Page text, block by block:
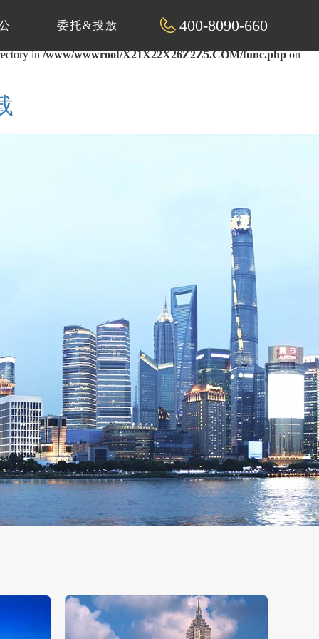
in/www/wwwroot/X21X22X26Z2Z5.COM/func.phpon
400-8090-660
委托&投放